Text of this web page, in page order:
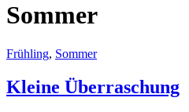
Sommer
Frühling, Sommer
Kleine Überraschung